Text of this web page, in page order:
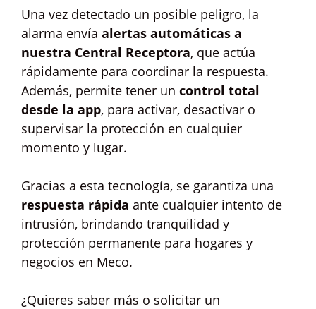
Una vez detectado un posible peligro, la
alarma envía alertas automáticas a
nuestra Central Receptora, que actúa
rápidamente para coordinar la respuesta.
Además, permite tener un control total
desde la app, para activar, desactivar o
supervisar la protección en cualquier
momento y lugar.
Gracias a esta tecnología, se garantiza una
respuesta rápida ante cualquier intento de
intrusión, brindando tranquilidad y
protección permanente para hogares y
negocios en Meco.
¿Quieres saber más o solicitar un